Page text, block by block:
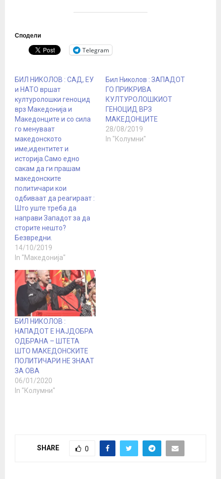
Сподели
Telegram
БИЛ НИКОЛОВ : САД, ЕУ
и НАТО вршат
културолошки геноцид
врз Македонија и
Македонците и со сила
го менуваат
македонското
име,идентитет и
историја.Само едно
сакам да ги прашам
македонските
политичари кои
одбиваат да реагираат :
Што уште треба да
направи Западот за да
сторите нешто?
Безвредни.
14/10/2019
In "Македонија"
Бил Николов : ЗАПАДОТ
ГО ПРИКРИВА
КУЛТУРОЛОШКИОТ
ГЕНОЦИД ВРЗ
МАКЕДОНЦИТЕ
28/08/2019
In "Колумни"
БИЛ НИКОЛОВ :
НАПАДОТ Е НАЈДОБРА
ОДБРАНА – ШТЕТА
ШТО МАКЕДОНСКИТЕ
ПОЛИТИЧАРИ НЕ ЗНААТ
ЗА ОВА
06/01/2020
In "Колумни"
SHARE 0